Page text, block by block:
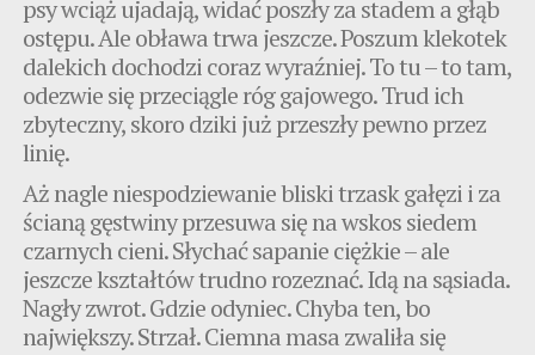
psy wciąż ujadają, widać poszły za stadem a głąb
ostępu. Ale obława trwa jeszcze. Poszum klekotek
dalekich dochodzi coraz wyraźniej. To tu – to tam,
odezwie się przeciągle róg gajowego. Trud ich
zbyteczny, skoro dziki już przeszły pewno przez
linię.
Aż nagle niespodziewanie bliski trzask gałęzi i za
ścianą gęstwiny przesuwa się na wskos siedem
czarnych cieni. Słychać sapanie ciężkie – ale
jeszcze kształtów trudno rozeznać. Idą na sąsiada.
Nagły zwrot. Gdzie odyniec. Chyba ten, bo
największy. Strzał. Ciemna masa zwaliła się